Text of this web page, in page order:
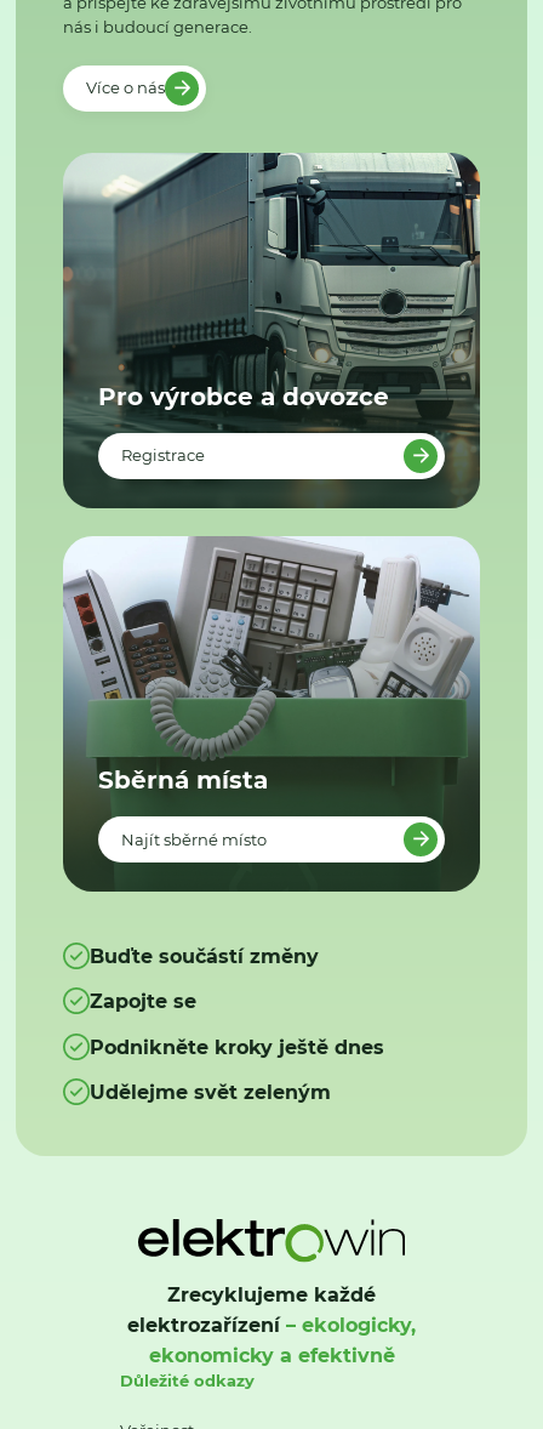
nás i budoucí generace.
Více o nás
Pro výrobce a dovozce
Registrace
Sběrná místa
Najít sběrné místo
Buďte součástí změny
Zapojte se
Podnikněte kroky ještě dnes
Udělejme svět zeleným
Zrecyklujeme každé
elektrozařízení– ekologicky,
ekonomicky a efektivně
Důležité odkazy